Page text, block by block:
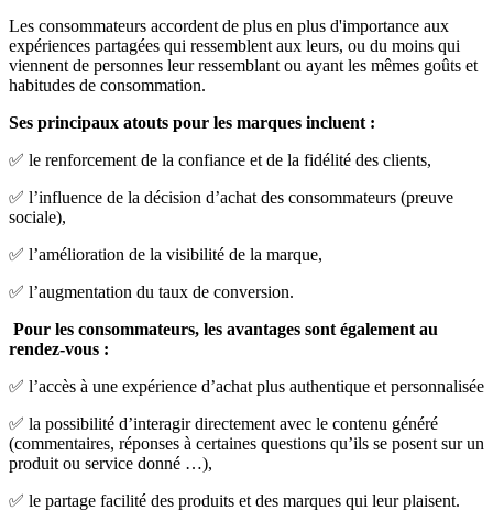
Les consommateurs accordent de plus en plus d'importance aux
expériences partagées qui ressemblent aux leurs, ou du moins qui
viennent de personnes leur ressemblant ou ayant les mêmes goûts et
habitudes de consommation.
Ses principaux atouts pour les marques incluent :
✅ le renforcement de la confiance et de la fidélité des clients,
✅ l’influence de la décision d’achat des consommateurs (preuve
sociale),
✅ l’amélioration de la visibilité de la marque,
✅ l’augmentation du taux de conversion.
Pour les consommateurs, les avantages sont également au
rendez-vous :
✅ l’accès à une expérience d’achat plus authentique et personnalisée
✅ la possibilité d’interagir directement avec le contenu généré
(commentaires, réponses à certaines questions qu’ils se posent sur un
produit ou service donné …),
✅ le partage facilité des produits et des marques qui leur plaisent.